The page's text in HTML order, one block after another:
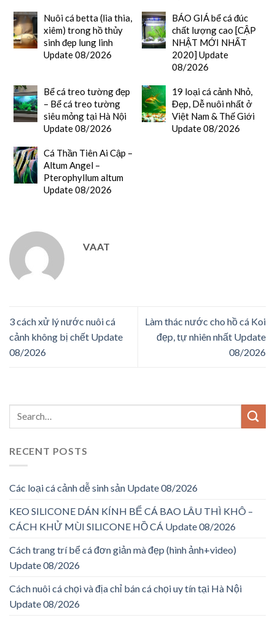
Nuôi cá betta (lia thia,
xiêm) trong hồ thủy
sinh đẹp lung linh
Update 08/2026
BÁO GIÁ bể cá đúc
chất lượng cao [CẬP
NHẬT MỚI NHẤT
2020] Update
08/2026
Bể cá treo tường đẹp
– Bể cá treo tường
siêu mỏng tại Hà Nội
Update 08/2026
19 loại cá cảnh Nhỏ,
Đẹp, Dễ nuôi nhất ở
Việt Nam & Thế Giới
Update 08/2026
Cá Thần Tiên Ai Cập –
Altum Angel –
Pterophyllum altum
Update 08/2026
VAAT
3 cách xử lý nước nuôi cá
cảnh không bị chết Update
08/2026
Làm thác nước cho hồ cá Koi
đẹp, tự nhiên nhất Update
08/2026
RECENT POSTS
Các loại cá cảnh dễ sinh sản Update 08/2026
KEO SILICONE DÁN KÍNH BỂ CÁ BAO LÂU THÌ KHÔ –
CÁCH KHỬ MÙI SILICONE HỒ CÁ Update 08/2026
Cách trang trí bể cá đơn giản mà đẹp (hình ảnh+video)
Update 08/2026
Cách nuôi cá chọi và địa chỉ bán cá chọi uy tín tại Hà Nội
Update 08/2026